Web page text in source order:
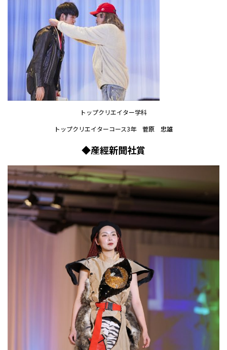
トップクリエイター学科
トップクリエイターコース3年 菅原 忠雄
◆産經新聞社賞